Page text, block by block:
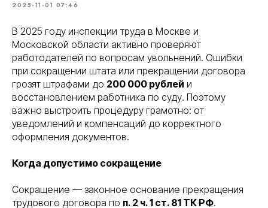
2025-11-01 07:46
В 2025 году инспекции труда в Москве и
Московской области активно проверяют
работодателей по вопросам увольнений. Ошибки
при сокращении штата или прекращении договора
грозят штрафами до 200 000 рублей и
восстановлением работника по суду. Поэтому
важно выстроить процедуру грамотно: от
уведомлений и компенсаций до корректного
оформления документов.
Когда допустимо сокращение
Сокращение — законное основание прекращения
трудового договора по п. 2 ч. 1 ст. 81 ТК РФ.